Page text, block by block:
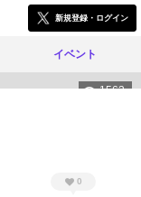
新規登録・ログイン
イベント
1563
0